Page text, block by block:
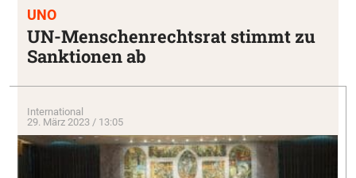
UNO
UN-Menschenrechtsrat stimmt zu
Sanktionen ab
International
29. März 2023 / 13:05